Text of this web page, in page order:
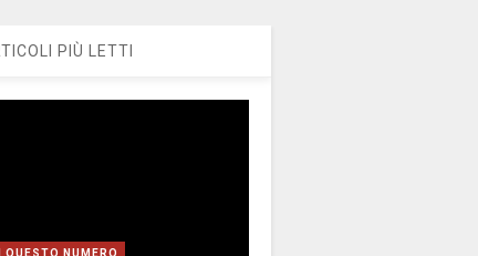
PIÙ LETTI
QUESTO NUMERO